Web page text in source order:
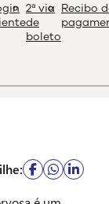
2ª via
de
boleto
Recibo
e bem-estar.